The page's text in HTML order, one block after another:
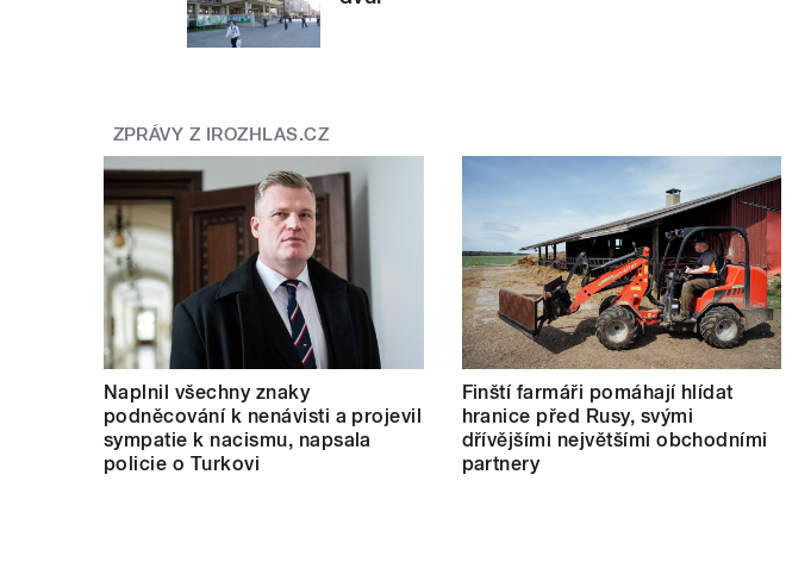
ZPRÁVY Z IROZHLAS.CZ
Naplnil všechny znaky
podněcování k nenávisti a projevil
sympatie k nacismu, napsala
policie o Turkovi
Finští farmáři pomáhají hlídat
hranice před Rusy, svými
dřívějšími největšími obchodními
partnery